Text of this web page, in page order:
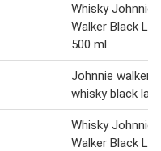
Whisky Johnnie
Walker Black
500 ml
Johnnie walker -
whisky black
Whisky Johnnie
Walker Black